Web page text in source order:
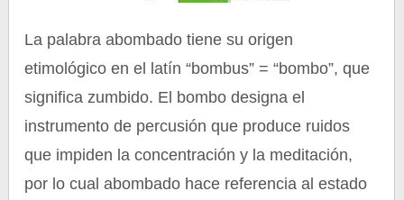
La palabra abombado tiene su origen
etimológico en el latín “bombus” = “bombo”, que
significa zumbido. El bombo designa el
instrumento de percusión que produce ruidos
que impiden la concentración y la meditación,
por lo cual abombado hace referencia al estado